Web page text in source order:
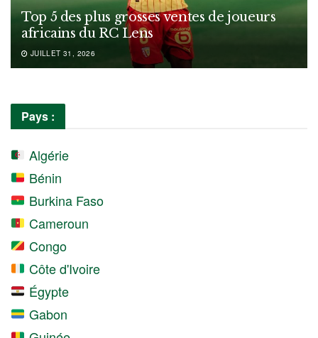
Top 5 des plus grosses ventes de joueurs
africains du RC Lens
JUILLET 31, 2026
Pays :
Algérie
Bénin
Burkina Faso
Cameroun
Congo
Côte d'Ivoire
Égypte
Gabon